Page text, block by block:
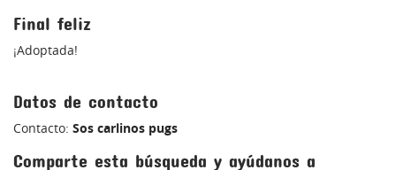
Final feliz
¡Adoptada!
Datos de contacto
Contacto: Sos carlinos pugs
Comparte esta búsqueda y ayúdanos a